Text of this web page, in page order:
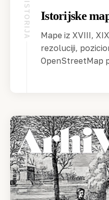
ISTORIJA Istorijske
Mape iz XVIII,
rezoluciji,
OpenStreetMap